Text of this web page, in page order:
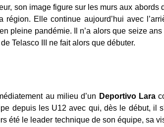
son image figure sur les murs aux abords
Elle continue aujourd’hui avec
pleine pandémie. Il n’a alors que seize
Telasco III ne fait alors que débuter.
au milieu d’un Deportivo Lara
depuis les U12 avec qui, dès le début, il
été le leader technique de son équipe, sa